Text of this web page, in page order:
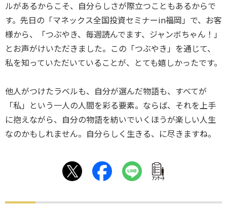
ルがあるからこそ、自分らしさが際立つこともあるからで
す。先日の「マネックス全国投資セミナーin福岡」で、お客
様から、「つぶやき、毎週読んでます、ジャンボちゃん！」
とお声がけいただきました。この「つぶやき」を通じて、
私を知っていただいていることが、とても嬉しかったです。
他人がつけたラベルも、自分が選んだ物語も、すべてが
「私」という一人の人間を彩る要素。ならば、それを上手
に抱えながら、自分の物語を紡いでいくほうが楽しい人生
なのかもしれません。自分らしく生きる、に尽きますね。
ｱﾝｹｰﾄ